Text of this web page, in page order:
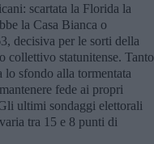
scartata la Florida la
la Casa Bianca o
decisiva per le sorti della
collettivo statunitense. Tanto
sfondo alla tormentata
fede ai propri
ultimi sondaggi elettorali
tra 15 e 8 punti di